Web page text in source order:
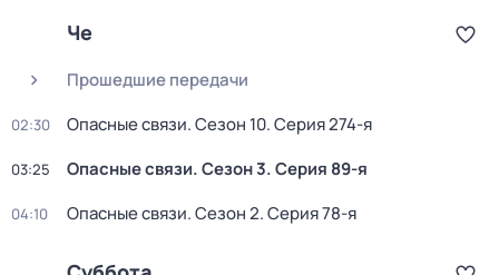
Че
Прошедшие передачи
02:30 Опасные связи. Сезон 10. Серия 274-я
03:25 Опасные связи. Сезон 3. Серия 89-я
04:10 Опасные связи. Сезон 2. Серия 78-я